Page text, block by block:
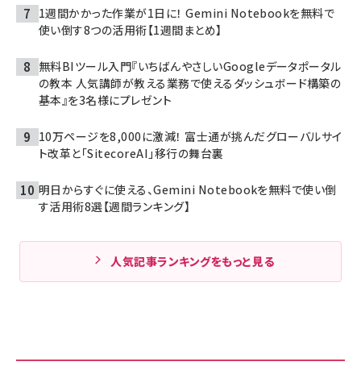
1週間かかった作業が1日に！ Gemini Notebookを無料で
使い倒す8つの活用術【1週間まとめ】
無料BIツール入門『いちばんやさしいGoogleデータポータル
の教本 人気講師が教える業務で使えるダッシュボード構築の
基本』を3名様にプレゼント
10万ページを8,000に激減！ 富士通が挑んだグローバルサイ
ト改革と「SitecoreAI」移行の舞台裏
明日からすぐに使える、Gemini Notebookを無料で使い倒
す活用術8選【週間ランキング】
人気記事ランキングをもっと見る